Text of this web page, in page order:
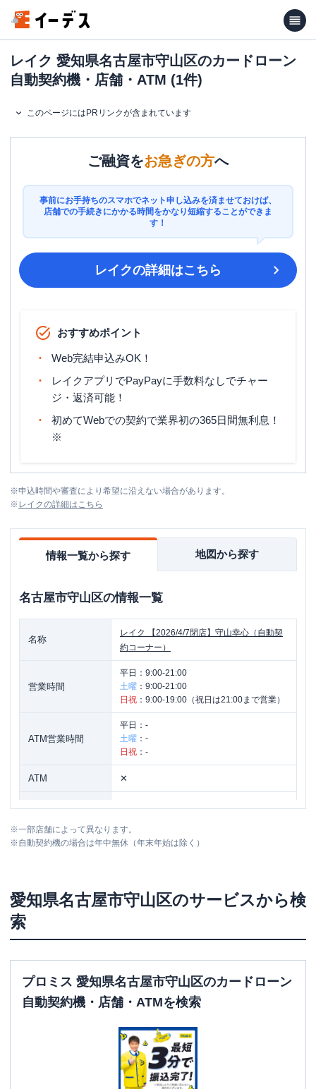
レイク 愛知県名古屋市守山区のカードローン
自動契約機・店舗・ATM (1件)
このページにはPRリンクが含まれています
ご融資をお急ぎの方へ
事前にお手持ちのスマホでネット申し込みを済ませておけば、
店舗での手続きにかかる時間をかなり短縮することができま
す！
レイクの詳細はこちら
おすすめポイント
Web完結申込みOK！
レイクアプリでPayPayに手数料なしでチャー
ジ・返済可能！
初めてWebでの契約で業界初の365日間無利息！
※
※申込時間や審査により希望に沿えない場合があります。
※ レイクの詳細はこちら
情報一覧から探す 地図から探す
名古屋市守山区の情報一覧
名称
レイク
【2026/4/7閉店】守山幸心（自動契
約コーナー）
営業時間
平日： 9:00-21:00
土曜 ： 9:00-21:00
日祝 ： 9:00-19:00（祝日は21:00まで営業）
ATM営業時間
平日： -
土曜 ： -
日祝 ： -
ATM ✕
住所
愛知県名古屋市守山区幸心3丁目216 セ
ジュールＨＩＲＯ1階
※一部店舗によって異なります。
※自動契約機の場合は年中無休（年末年始は除く）
愛知県名古屋市守山区のサービスから検
索
プロミス 愛知県名古屋市守山区のカードローン
自動契約機・店舗・ATMを検索